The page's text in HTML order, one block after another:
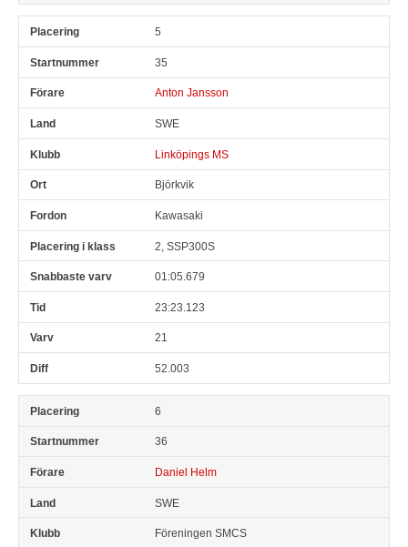
5
35
Anton Jansson
SWE
Linköpings MS
Björkvik
Kawasaki
2, SSP300S
01:05.679
23:23.123
21
52.003
6
36
Daniel Helm
SWE
Föreningen SMCS